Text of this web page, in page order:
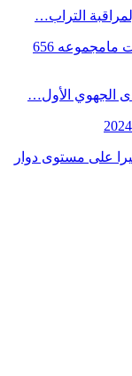
التراب…
2024 : مراكش ضمن أربع مدن بالممكلة سجلت مامجموعه 656
الجهوي الأول…
على مستوى دوار